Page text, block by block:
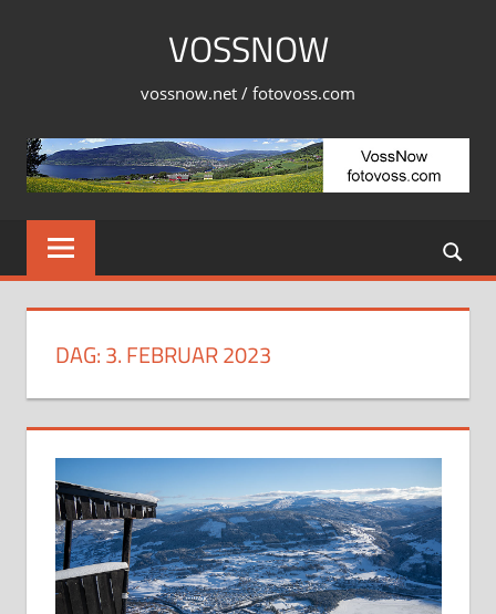
VOSSNOW
vossnow.net / fotovoss.com
DAG:3. FEBRUAR 2023